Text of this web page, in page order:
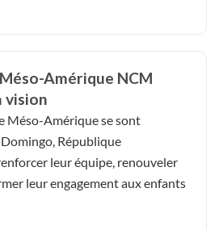
Amérique NCM
vision
Méso-Amérique se sont
République
leur équipe, renouveler
leur engagement aux enfants